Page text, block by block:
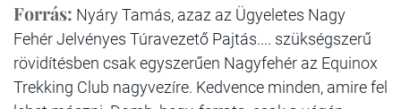
Forrás: Nyáry Tamás, azaz az Ügyeletes Nagy
Fehér Jelvényes Túravezető Pajtás.... szükségszerű
rövidítésben csak egyszerűen Nagyfehér az Equinox
Trekking Club nagyvezíre. Kedvence minden, amire fel